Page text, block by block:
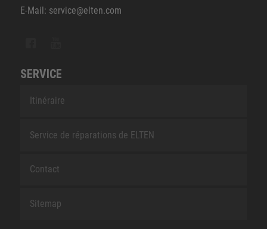
E-Mail: service@elten.com
SERVICE
Itinéraire
Service de réparations de ELTEN
Contact
Sitemap